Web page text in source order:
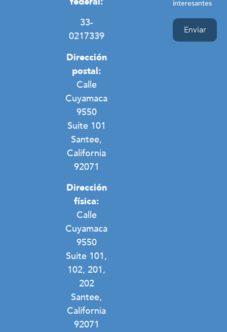
33-
0217339
Dirección
postal:
Calle
Cuyamaca
9550
Suite 101
Santee,
California
92071
Dirección
física:
Calle
Cuyamaca
9550
Suite 101,
102, 201,
202
Santee,
California
92071
interesantes